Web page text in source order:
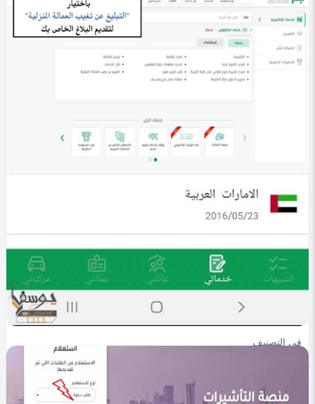
في التصنيف
الاستعلام عن سجل السفر عبر أبشر 1447 | خطوات
التعرف على تفاصيل الرحلات
في التصنيف
خليجي
Heba Omar